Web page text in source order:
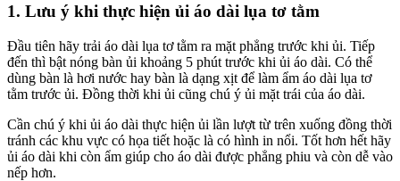
1. Lưu ý khi thực hiện ủi áo dài lụa tơ tằm
Đầu tiên hãy trải áo dài lụa tơ tằm ra mặt phẳng trước khi ủi. Tiếp
đến thì bật nóng bàn ủi khoảng 5 phút trước khi ủi áo dài. Có thể
dùng bàn là hơi nước hay bàn là dạng xịt để làm ẩm áo dài lụa tơ
tằm trước ủi. Đồng thời khi ủi cũng chú ý ủi mặt trái của áo dài.
Cần chú ý khi ủi áo dài thực hiện ủi lần lượt từ trên xuống đồng thời
tránh các khu vực có họa tiết hoặc là có hình in nổi. Tốt hơn hết hãy
ủi áo dài khi còn ẩm giúp cho áo dài được phẳng phiu và còn dễ vào
nếp hơn.